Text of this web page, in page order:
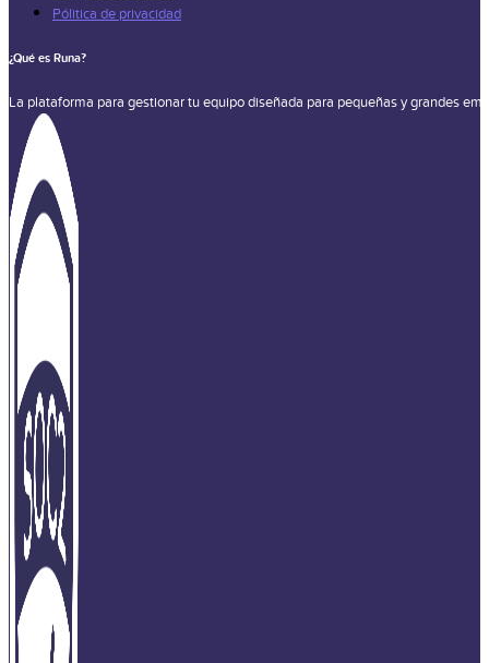
Pólitica de privacidad
¿Qué es Runa?
La plataforma para gestionar tu equipo diseñada para pequeñas y grandes